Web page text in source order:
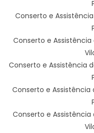
Conserto e
Conserto e
Conserto e Assistência
Conserto e Assistência
Conserto e